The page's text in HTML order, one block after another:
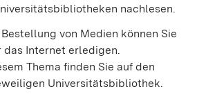
nachlesen.
von Medien können Sie
das Internet erledigen.
Thema finden Sie auf den
Universitätsbibliothek.